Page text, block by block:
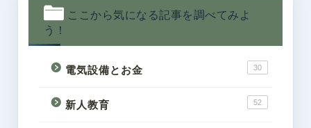
ここから気になる記事を調べてみよ
う！
電気設備とお金 30
新人教育 52